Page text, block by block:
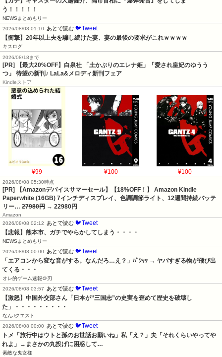
う！！！！！
NEWSまとめもりー
2026/08/08 01:10 あとで読む 🐦Tweet
【衝撃】20年以上夫を騙し続けた妻、妻の最後の要求がこれｗｗｗｗ
キスログ
2026/08/18まで
[PR] 【最大20%OFF】白泉社 「土かぶりのエレナ姫」「愛され皇妃のゆうう
つ」 待望の新刊♪ LaLa&メロディ新刊フェア
Kindleストア
¥99 ¥100 ¥100
2026/08/08 05:30時点
[PR] 【Amazonデバイスサマーセール】【18%OFF！】 Amazon Kindle
Paperwhite (16GB) 7インチディスプレイ、色調調節ライト、12週間持続バッテ
リー… 27980円 → 22980円
Amazon
2026/08/08 02:12
あとで読む 🐦Tweet
【悲報】熊本市、ガチでやらかしてしまう・・・・
NEWSまとめもりー
2026/08/08 00:00
あとで読む 🐦Tweet
「エアコンから変な音がする。なんだろ…え？」ﾊﾟｼｬｯ → ヤバすぎる物が飛び出
てくる・・・
オレ的ゲーム速報＠刃
2026/08/08 03:57
あとで読む 🐦Tweet
【激怒】中国外交部さん「日本が“三国志”の史実を歪めて歴史を破壊し
た」・・・・・・・・・
なんJクエスト
2026/08/08 00:00
あとで読む 🐦Tweet
トメ「旅行中はウトと孫のお世話お願いね」私「え？」夫「それくらいやってや
れよ」→まさかの丸投げに困惑して…
素敵な鬼女様